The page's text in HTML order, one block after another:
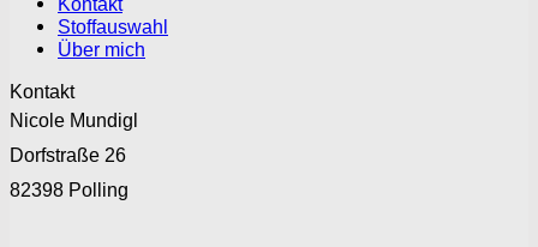
Stoffauswahl
Über mich
Kontakt
Nicole Mundigl
Dorfstraße 26
82398 Polling